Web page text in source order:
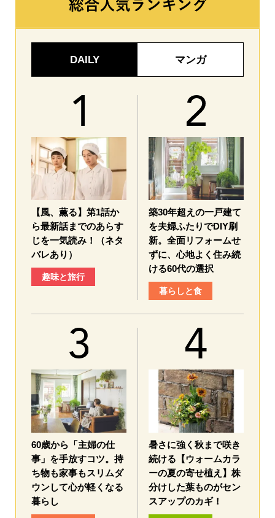
DAILY マンガ
【風、薫る】第1話か
ら最新話までのあらす
じを一気読み！（ネタ
バレあり）
趣味と旅行
築30年超えの一戸建て
を夫婦ふたりでDIY刷
新。全面リフォームせ
ずに、心地よく住み続
ける60代の選択
暮らしと食
60歳から「主婦の仕
事」を手放すコツ。持
ち物も家事もスリムダ
ウンして心が軽くなる
暮らし
暑さに強く秋まで咲き
続ける【ウォームカラ
ーの夏の寄せ植え】株
分けした葉ものがセン
スアップのカギ！